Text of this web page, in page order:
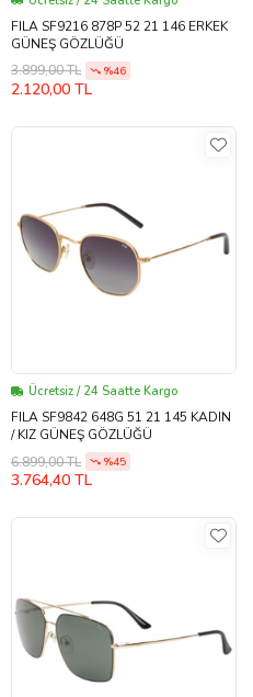
FILA SF9216 878P 52 21 146 ERKEK
GÜNEŞ GÖZLÜĞÜ
3.899,00 TL
%46
2.120,00 TL
Ücretsiz / 24 Saatte Kargo
FILA SF9842 648G 51 21 145 KADIN
/ KIZ GÜNEŞ GÖZLÜĞÜ
6.899,00 TL
%45
3.764,40 TL